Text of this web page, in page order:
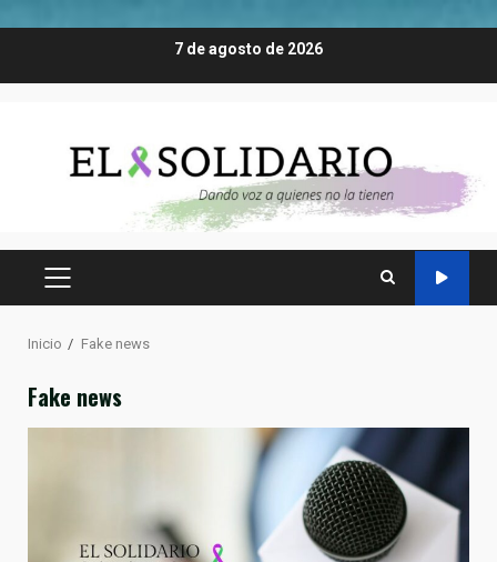
7 de agosto de 2026
MENÚ
Inicio Fake news
Fake news